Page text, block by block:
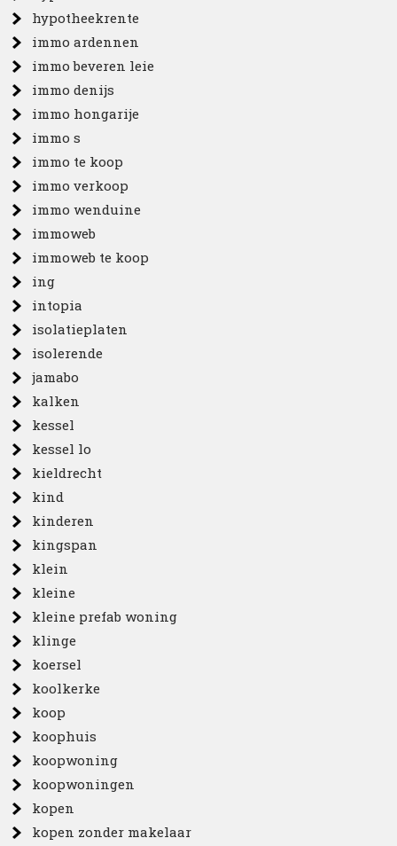
hypotheekrente
immo ardennen
immo beveren leie
immo denijs
immo hongarije
immo s
immo te koop
immo verkoop
immo wenduine
immoweb
immoweb te koop
ing
intopia
isolatieplaten
isolerende
jamabo
kalken
kessel
kessel lo
kieldrecht
kind
kinderen
kingspan
klein
kleine
kleine prefab woning
klinge
koersel
koolkerke
koop
koophuis
koopwoning
koopwoningen
kopen
kopen zonder makelaar